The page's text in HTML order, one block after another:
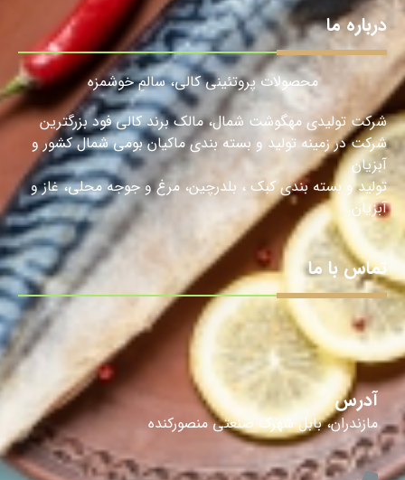
درباره ما
محصولات پروتئینی کالی، سالمِ خوشمزه
شرکت تولیدی مهگوشت شمال، مالک برند کالی فود بزرگترین
شرکت در زمینه تولید و بسته بندی ماکیان بومی شمال کشور و
آبزیان
تولید و بسته بندی کبک ، بلدرچین، مرغ و جوجه محلی، غاز و
آبزیان.
تماس با ما
آدرس
مازندران، بابل شهرک صنعتی منصورکنده